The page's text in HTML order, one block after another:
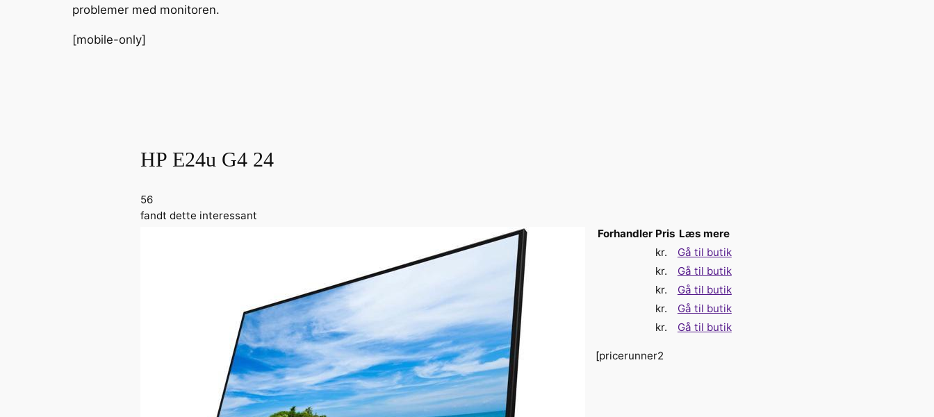
problemer med monitoren.
[mobile-only]
HP E24u G4 24
56
fandt dette interessant
Forhandler Pris Læs mere
kr.
Gå til butik
kr.
Gå til butik
kr.
Gå til butik
kr.
Gå til butik
kr.
Gå til butik
[pricerunner2